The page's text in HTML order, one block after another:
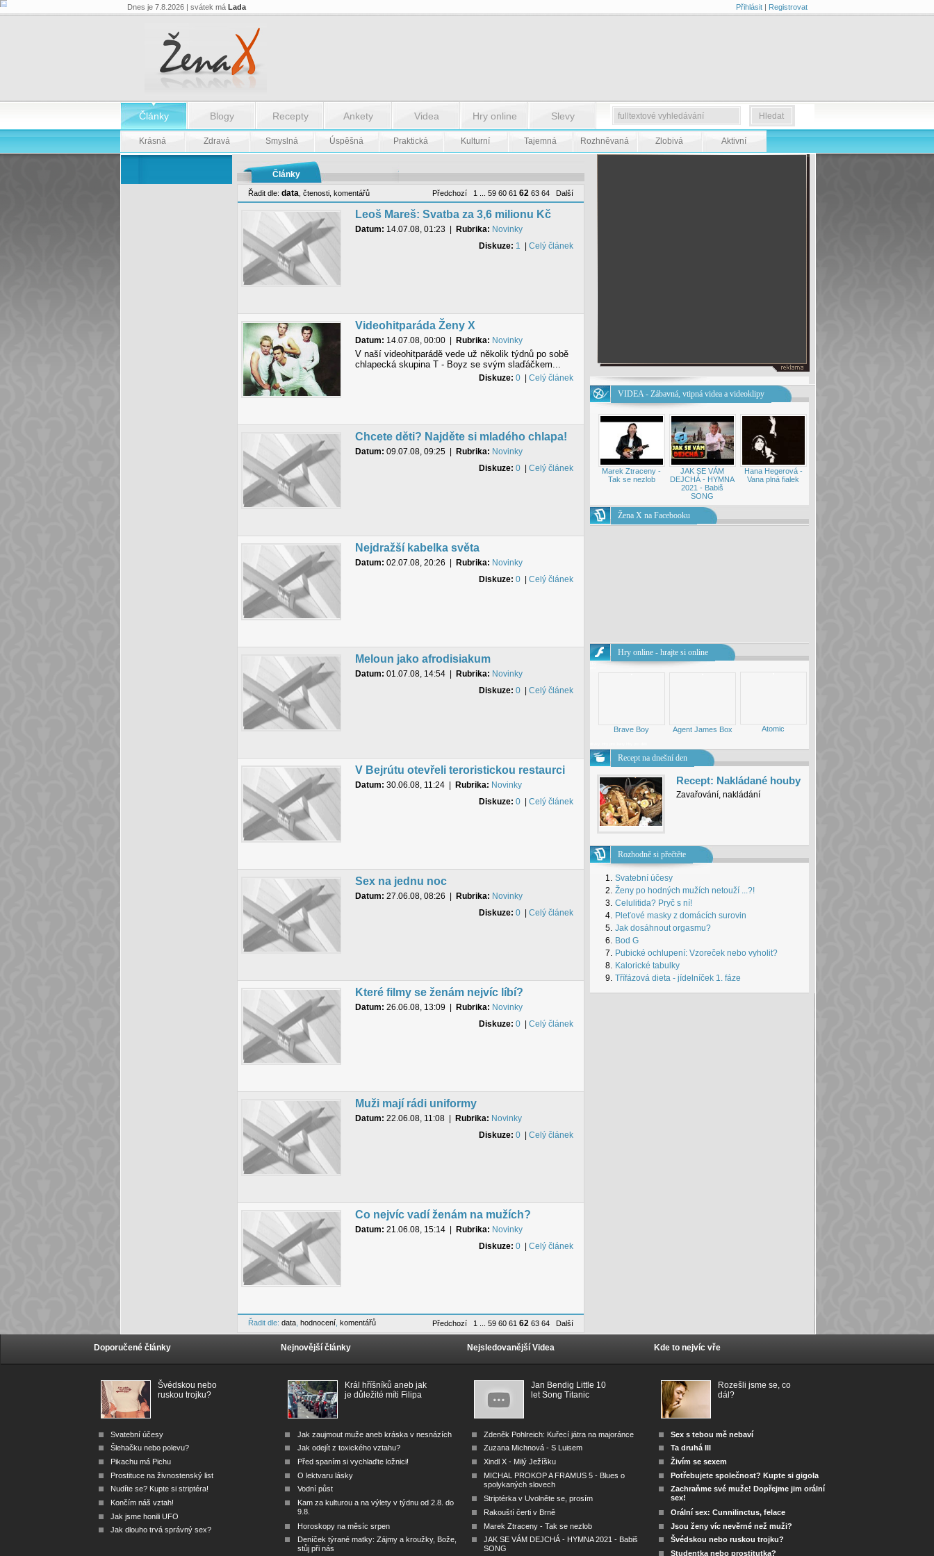
Dnes je 7.8.2026 | svátek má Lada Přihlásit| Registrovat
Články Blogy Recepty Ankety Videa Hry online Slevy
Krásná Zdravá Smyslná Úspěšná Praktická Kulturní Tajemná Rozhněvaná Zlobivá Aktivní
Články
Řadit dle: data čtenosti, komentářů Předchozí 1 59 60 61 62 63 64 Další
Leoš Mareš: Svatba za 3,6 milionu Kč
Datum: 14.07.08, 01:23 Rubrika: Novinky
Celý článek
Diskuze: 1
Videohitparáda Ženy X
Datum: 14.07.08, 00:00| Rubrika: Novinky
V naší videohitparádě vede už několik týdnů po sobě
chlapecká skupina T - Boyz se svým slaďáčkem...
Celý článek
Diskuze: 0|
Chcete děti? Najděte si mladého chlapa!
Datum: 09.07.08, 09:25| Rubrika: Novinky
Celý článek
Diskuze: 0|
Nejdražší kabelka světa
Datum: 02.07.08, 20:26 Rubrika: Novinky
Celý článek
Diskuze: 0|
Meloun jako afrodisiakum
Datum: 01.07.08, 14:54| Rubrika: Novinky
Celý článek
Diskuze: 0|
V Bejrútu otevřeli teroristickou restaurci
Datum: 30.06.08, 11:24| Rubrika: Novinky
Celý článek
Diskuze: 0|
Sex na jednu noc
Datum: 27.06.08, 08:26 Rubrika: Novinky
Celý článek
Diskuze: 0|
Které filmy se ženám nejvíc líbí?
Datum: 26.06.08, 13:09| Rubrika: Novinky
Celý článek
Diskuze: 0|
Muži mají rádi uniformy
Datum: 22.06.08, 11:08| Rubrika: Novinky
Celý článek
Diskuze: 0|
Co nejvíc vadí ženám na mužích?
Datum: 21.06.08, 15:14| Rubrika: Novinky
Celý článek
Diskuze: 0|
Řadit dle: data, hodnocení, komentářů Předchozí 1 59 60 61 62 63 64 Další
VIDEA - Zábavná, vtipná videa a videoklipy
Hana Hegerová -
Vana plná fialek
JAK SE VÁM
DEJCHÁ - HYMNA
2021 - Babiš
SONG
Marek Ztraceny -
Tak se nezlob
Žena X na Facebooku
Hry online - hrajte si online
Atomic
Agent James Box
Brave Boy
Recept na dnešní den
Recept: Nakládané houby
Zavařování, nakládání
Rozhodně si přečtěte
1. Svatební účesy
2. Ženy po hodných mužích netouží ...?!
3. Celulitida? Pryč s ní!
4. Pleťové masky z domácích surovin
5. Jak dosáhnout orgasmu?
6. Bod G
7. Pubické ochlupení: Vzoreček nebo vyholit?
8. Kalorické tabulky
9. Třífázová dieta - jídelníček 1. fáze
Doporučené články
Švédskou nebo
ruskou trojku?
Svatební účesy
Šlehačku nebo polevu?
Pikachu má Pichu
Prostituce na živnostenský list
Nudíte se? Kupte si striptéra!
Končím náš vztah!
Jak jsme honili UFO
Jak dlouho trvá správný sex?
Nejnovější články
Král hříšníků aneb jak
je důležité míti Filipa
Jak zaujmout muže aneb kráska v nesnázích
Jak odejít z toxického vztahu?
Před spaním si vychlaďte ložnici!
O lektvaru lásky
Vodní půst
Kam za kulturou a na výlety v týdnu od 2.8. do
9.8.
Horoskopy na měsíc srpen
Deníček týrané matky: Zájmy a kroužky, Bože,
stůj při nás
Nejsledovanější Videa
Jan Bendig Little 10
let Song Titanic
Zdeněk Pohlreich: Kuřecí játra na majoránce
Zuzana Michnová - S Luisem
Xindl X - Milý Ježíšku
MICHAL PROKOP A FRAMUS 5 - Blues o
spolykaných slovech
Striptérka v Uvolněte se, prosím
Rakouští čerti v Brně
Marek Ztraceny - Tak se nezlob
JAK SE VÁM DEJCHÁ - HYMNA 2021 - Babiš
SONG
Kde to nejvíc vře
Rozešli jsme se, co
dál?
Sex s tebou mě nebaví
Ta druhá III
Živím se sexem
Potřebujete společnost? Kupte si gigola
Zachraňme své muže! Dopřejme jim orální
sex!
Orální sex: Cunnilinctus, felace
Jsou ženy víc nevěrné než muži?
Švédskou nebo ruskou trojku?
Studentka nebo prostitutka?